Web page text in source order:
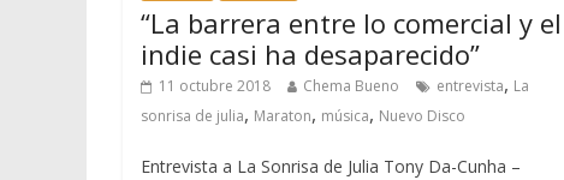
“La barrera entre lo comercial y el
indie casi ha desaparecido”
11 octubre 2018 Chema Bueno entrevista, La
sonrisa de julia, Maraton, música, Nuevo Disco
Entrevista a La Sonrisa de Julia Tony Da-Cunha –